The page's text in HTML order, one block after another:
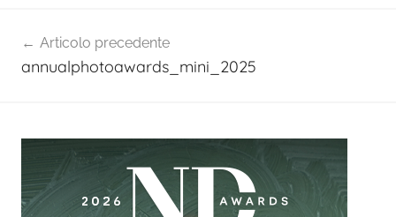
articoli
Articolo precedente
annualphotoawards_mini_2025